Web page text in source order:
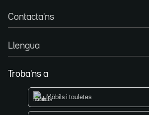
Contacta'ns
Llengua
Troba'ns a
Mòbils i tauletes